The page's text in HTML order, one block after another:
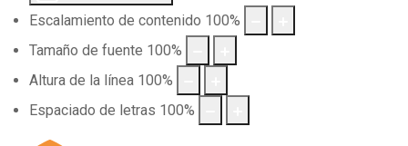
Escalamiento de contenido 100%
Tamaño de fuente 100%
Altura de la línea 100%
Espaciado de letras 100%